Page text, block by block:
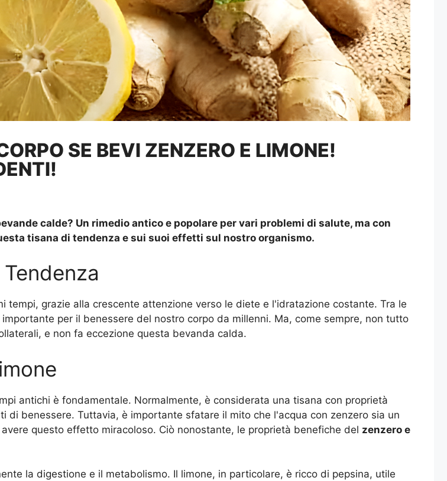
SE BEVI ZENZERO E LIMONE!
calde? Un rimedio antico e popolare per vari problemi di salute, ma con
tisana di tendenza e sui suoi effetti sul nostro organismo.
grazie alla crescente attenzione verso le diete e l'idratazione costante. Tra le
per il benessere del nostro corpo da millenni. Ma, come sempre, non tutto
e non fa eccezione questa bevanda calda.
antichi è fondamentale. Normalmente, è considerata una tisana con proprietà
benessere. Tuttavia, è importante sfatare il mito che l'acqua con zenzero sia un
questo effetto miracoloso. Ciò nonostante, le proprietà benefiche del zenzero e
la digestione e il metabolismo. Il limone, in particolare, è ricco di pepsina, utile